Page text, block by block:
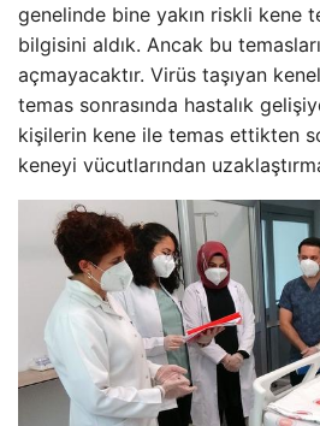
genelinde bine yakın riskli kene
bilgisini aldık. Ancak bu
açmayacaktır. Virüs taşıyan
temas sonrasında hastalık
kişilerin kene ile temas ettikten
keneyi vücutlarından